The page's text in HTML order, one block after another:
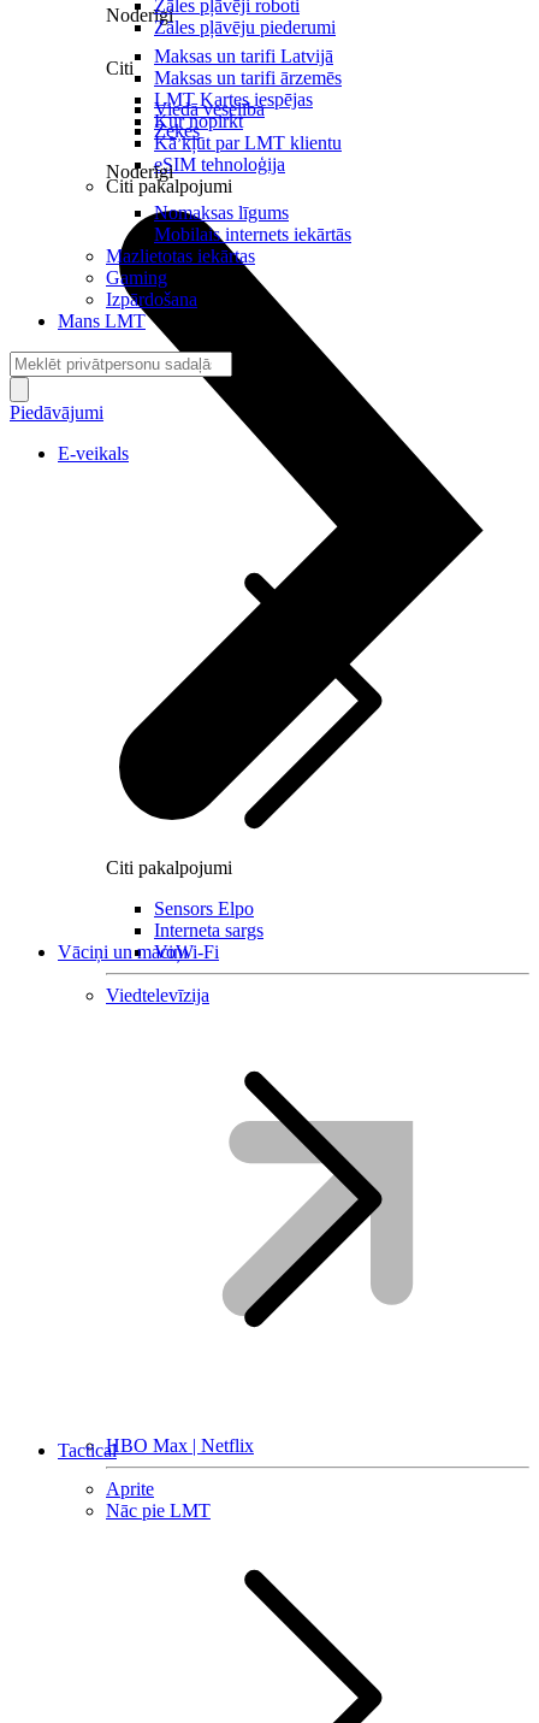
Noderīgi
Maksas un tarifi Latvijā
Maksas un tarifi ārzemēs
LMT Kartes iespējas
Kur nopirkt
Kā kļūt par LMT klientu
eSIM tehnoloģija
Citi pakalpojumi
Citi pakalpojumi
Sensors Elpo
Interneta sargs
VoWi-Fi
Viedtelevīzija
HBO Max | Netflix
Aprite
Nāc pie LMT
Zāles pļāvēji roboti
Zāles pļāvēju piederumi
Citi
Viedā veselība
Zeķes
Noderīgi
Nomaksas līgums
Mobilais internets iekārtās
Mazlietotas iekārtas
Gaming
Izpārdošana
Mans LMT
Piedāvājumi
E-veikals
Vāciņi un maciņi
Tactical